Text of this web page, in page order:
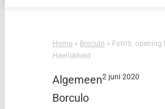
Home » Borculo » Foto’s:
Heerlijkheid
Algemeen
Borculo
2 juni 2020